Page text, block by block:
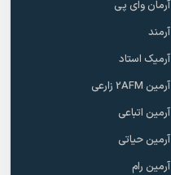
آرمان وای پی
آرمند
آرمیک استاد
آرمین 2AFM زارعی
آرمین اتباعی
آرمین حیاتی
آرمین رام